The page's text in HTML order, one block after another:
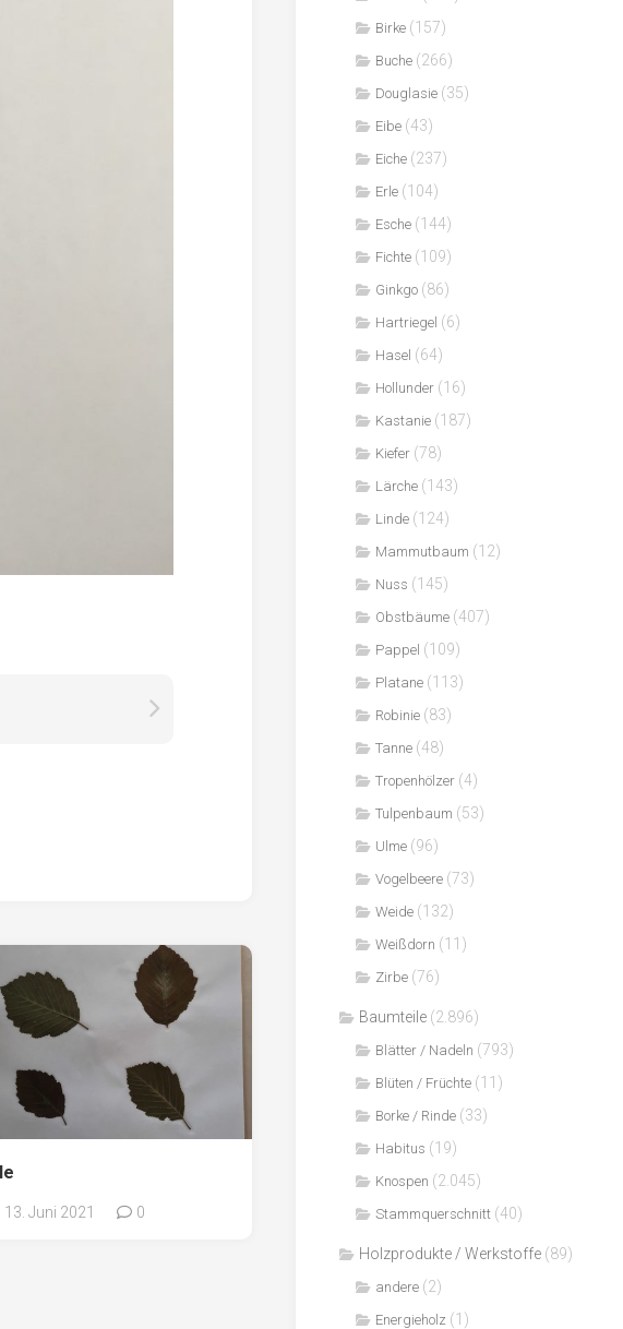
13. Juni 2021 0
Birke (157)
Buche (266)
Douglasie (35)
Eibe (43)
Eiche (237)
Erle (104)
Esche (144)
Fichte (109)
Ginkgo (86)
Hartriegel (6)
Hasel (64)
Hollunder (16)
Kastanie (187)
Kiefer (78)
Lärche (143)
Linde (124)
Mammutbaum (12)
Nuss (145)
Obstbäume (407)
Pappel (109)
Platane (113)
Robinie (83)
Tanne (48)
Tropenhölzer (4)
Tulpenbaum (53)
Ulme (96)
Vogelbeere (73)
Weide (132)
Weißdorn (11)
Zirbe (76)
Baumteile (2.896)
Blätter / Nadeln (793)
Blüten / Früchte (11)
Borke / Rinde (33)
Habitus (19)
Knospen (2.045)
Stammquerschnitt (40)
Holzprodukte / Werkstoffe (89)
andere (2)
Energieholz (1)